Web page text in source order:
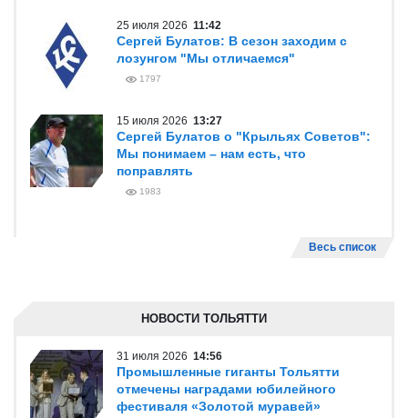
25 июля 2026 11:42
Сергей Булатов: В сезон заходим с
лозунгом "Мы отличаемся"
1797
15 июля 2026 13:27
Сергей Булатов о "Крыльях Советов":
Мы понимаем – нам есть, что
поправлять
1983
Весь список
НОВОСТИ ТОЛЬЯТТИ
31 июля 2026 14:56
Промышленные гиганты Тольятти
отмечены наградами юбилейного
фестиваля «Золотой муравей»